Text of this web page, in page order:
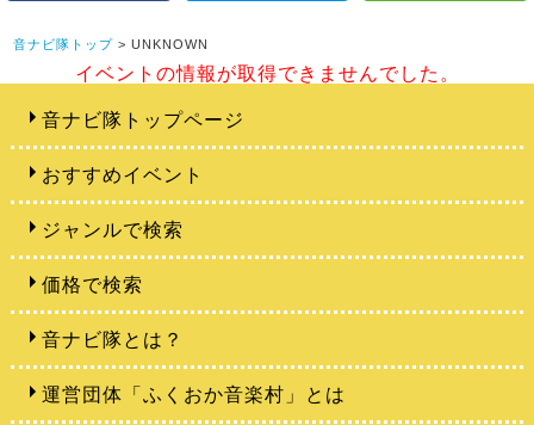
音ナビ隊トップ > UNKNOWN
イベントの情報が取得できませんでした。
音ナビ隊トップページ
おすすめイベント
ジャンルで検索
価格で検索
音ナビ隊とは？
運営団体「ふくおか音楽村」とは